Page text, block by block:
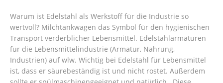
Warum ist Edelstahl als Werkstoff für die Industrie so
wertvoll? Milchtankwagen das Symbol für den hygienischen
Transport verderblicher Lebensmittel. Edelstahlarmaturen
für die Lebensmittelindustrie (Armatur, Nahrung,
Industrien) auf wlw. Wichtig bei Edelstahl für Lebensmittel
ist, dass er säurebeständig ist und nicht rostet. Außerdem